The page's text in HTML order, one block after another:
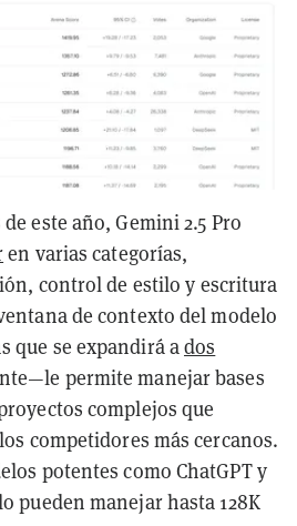
este año, Gemini 2.5 Pro
en varias categorías,
control de estilo y escritura
de contexto del modelo
que se expandirá ados
permite manejar bases
complejos que
competidores más cercanos.
potentes como ChatGPT y
pueden manejar hasta 128K